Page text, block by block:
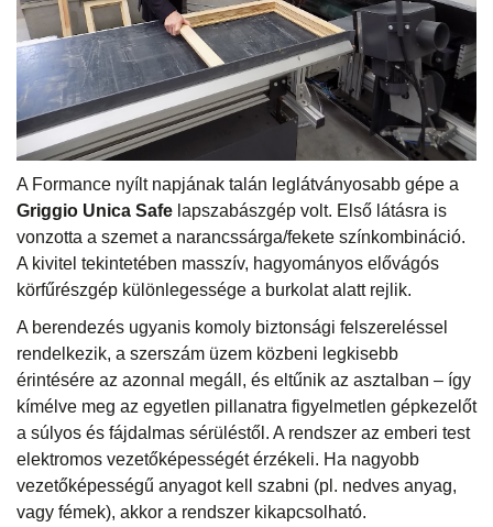
A Formance nyílt napjának talán leglátványosabb gépe a
Griggio Unica Safe lapszabászgép volt. Első látásra is
vonzotta a szemet a narancssárga/fekete színkombináció.
A kivitel tekintetében masszív, hagyományos elővágós
körfűrészgép különlegessége a burkolat alatt rejlik.
A berendezés ugyanis komoly biztonsági felszereléssel
rendelkezik, a szerszám üzem közbeni legkisebb
érintésére az azonnal megáll, és eltűnik az asztalban – így
kímélve meg az egyetlen pillanatra figyelmetlen gépkezelőt
a súlyos és fájdalmas sérüléstől. A rendszer az emberi test
elektromos vezetőképességét érzékeli. Ha nagyobb
vezetőképességű anyagot kell szabni (pl. nedves anyag,
vagy fémek), akkor a rendszer kikapcsolható.